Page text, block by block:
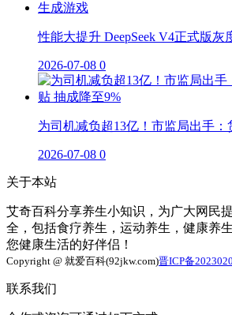
性能大提升 DeepSeek V4正式版灰
2026-07-08 0
为司机减负超13亿！市监局出手
2026-07-08 0
关于本站
艾奇百科分享养生小知识，为广大网民
全，包括食疗养生，运动养生，健康养
您健康生活的好伴侣！
Copyright @ 就爱百科(92jkw.com)晋ICP备
联系我们